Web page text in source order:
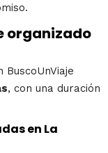
organizado
, con una duración
en La